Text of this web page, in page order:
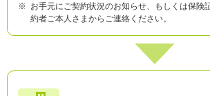
※ お手元にご契約状況のお知らせ、もしくは保険
約者ご本人さまからご連絡ください。